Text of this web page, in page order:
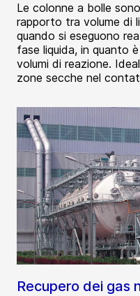
Le colonne a bolle
rapporto tra volume di
quando si eseguono
fase liquida, in quanto
volumi di reazione.
zone secche nel
Recupero dei gas